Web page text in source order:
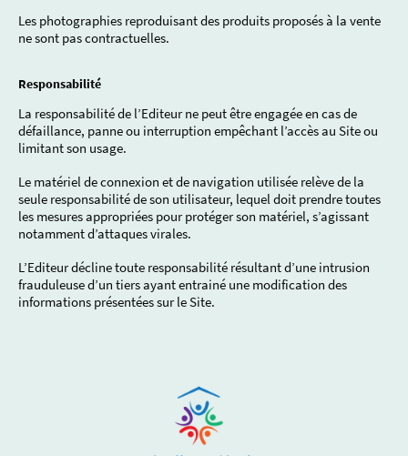
Les photographies reproduisant des produits proposés à la vente
ne sont pas contractuelles.
Responsabilité
La responsabilité de l’Editeur ne peut être engagée en cas de
défaillance, panne ou interruption empêchant l’accès au Site ou
limitant son usage.
Le matériel de connexion et de navigation utilisée relève de la
seule responsabilité de son utilisateur, lequel doit prendre toutes
les mesures appropriées pour protéger son matériel, s’agissant
notamment d’attaques virales.
L’Editeur décline toute responsabilité résultant d’une intrusion
frauduleuse d’un tiers ayant entrainé une modification des
informations présentées sur le Site.